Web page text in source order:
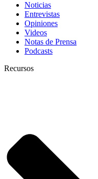
Noticias
Entrevistas
Opiniones
Videos
Notas de Prensa
Podcasts
Recursos